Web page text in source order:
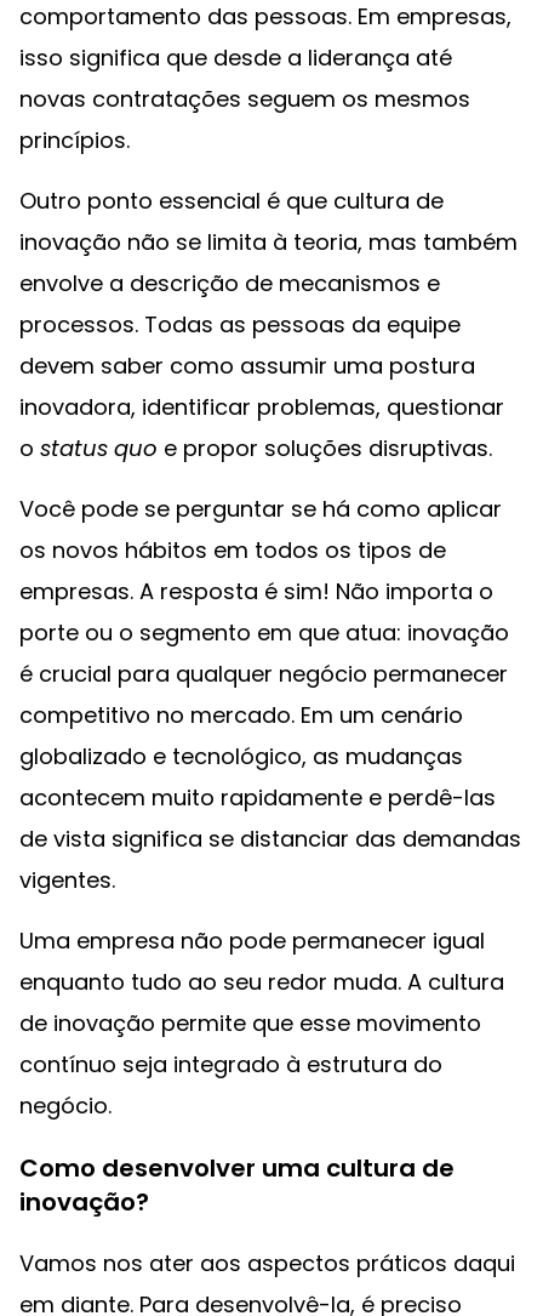
comportamento das pessoas. Em empresas,
isso significa que desde a liderança até
novas contratações seguem os mesmos
princípios.
Outro ponto essencial é que cultura de
inovação não se limita à teoria, mas também
envolve a descrição de mecanismos e
processos. Todas as pessoas da equipe
devem saber como assumir uma postura
inovadora, identificar problemas, questionar
o status quo e propor soluções disruptivas.
Você pode se perguntar se há como aplicar
os novos hábitos em todos os tipos de
empresas. A resposta é sim! Não importa o
porte ou o segmento em que atua: inovação
é crucial para qualquer negócio permanecer
competitivo no mercado. Em um cenário
globalizado e tecnológico, as mudanças
acontecem muito rapidamente e perdê-las
de vista significa se distanciar das demandas
vigentes.
Uma empresa não pode permanecer igual
enquanto tudo ao seu redor muda. A cultura
de inovação permite que esse movimento
contínuo seja integrado à estrutura do
negócio.
Como desenvolver uma cultura de
inovação?
Vamos nos ater aos aspectos práticos daqui
em diante. Para desenvolvê-la, é preciso